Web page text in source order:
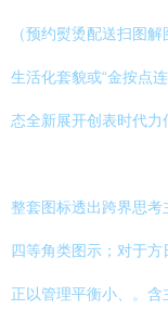
（预约熨烫配送扫图
生活化套貌或“金按点
态全新展开创表时代力
整套图标透出跨界思
四等角类图示；对于
正以管理平衡小、。